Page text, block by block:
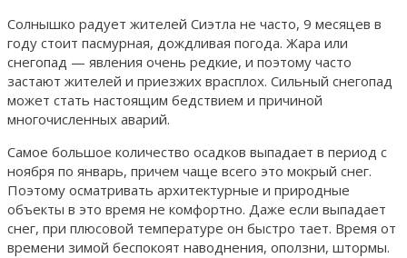
Солнышко радует жителей Сиэтла не часто, 9 месяцев в
году стоит пасмурная, дождливая погода. Жара или
снегопад — явления очень редкие, и поэтому часто
застают жителей и приезжих врасплох. Сильный снегопад
может стать настоящим бедствием и причиной
многочисленных аварий.
Самое большое количество осадков выпадает в период с
ноября по январь, причем чаще всего это мокрый снег.
Поэтому осматривать архитектурные и природные
объекты в это время не комфортно. Даже если выпадает
снег, при плюсовой температуре он быстро тает. Время от
времени зимой беспокоят наводнения, оползни, штормы.